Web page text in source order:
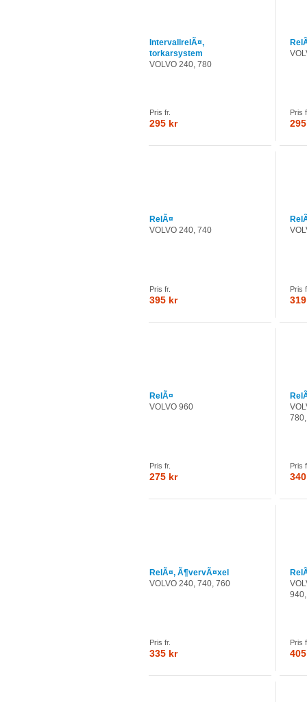
IntervallrelÃ¤,
torkarsystem
VOLVO 240, 780
Pris fr.
295 kr
Pris
RelÃ¤
VOLVO 240, 740
Pris fr.
395 kr
Pris
RelÃ¤
VOLVO 960
Pris fr.
275 kr
Pris
RelÃ¤, Ã¶vervÃ¤xel
VOLVO 240, 740, 760
Pris fr.
335 kr
Pris